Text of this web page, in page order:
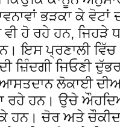
ਭੜਕਾ ਕੇ ਵੋਟਾਂ
ਹੋ ਰਹੇ ਹਨ, ਜਿਹੜੇ
ਇਸ ਪ੍ਰਣਾਲੀ
ਜ਼ਿੰਦਗੀ ਜਿਓਣੀ
ਲੋਕਾਈ
ਰਹੇ ਹਨ। ਉਚੇ
ਹਨ। ਚੋਰ ਅਤੇ